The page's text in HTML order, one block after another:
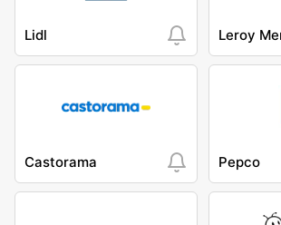
Lidl Leroy
Castorama Pepco